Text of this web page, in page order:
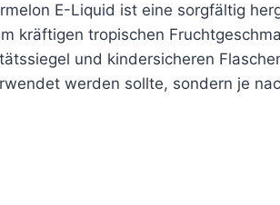
E-Liquid ist eine sorgfältig
kräftigen tropischen
und kindersicheren
werden sollte, sondern je